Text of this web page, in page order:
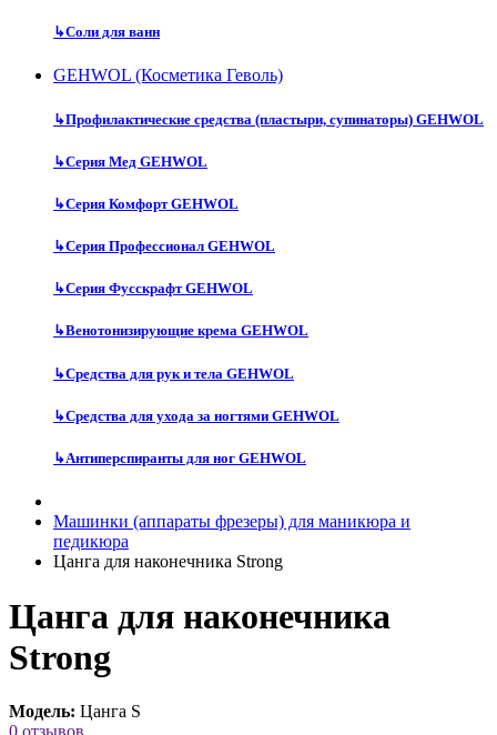
↳Соли для ванн
GEHWOL (Косметика Геволь)
↳Профилактические средства (пластыри, супинаторы) GEHWOL
↳Серия Мед GEHWOL
↳Серия Комфорт GEHWOL
↳Серия Профессионал GEHWOL
↳Серия Фусскрафт GEHWOL
↳Венотонизирующие крема GEHWOL
↳Средства для рук и тела GEHWOL
↳Средства для ухода за ногтями GEHWOL
↳Антиперспиранты для ног GEHWOL
Машинки (аппараты фрезеры) для маникюра и
педикюра
Цанга для наконечника Strong
Цанга для наконечника
Strong
Модель: Цанга S
0 отзывов